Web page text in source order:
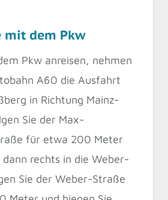
mit dem Pkw
Pkw anreisen, nehmen
A60 die Ausfahrt
in Richtung Mainz-
Sie der Max-
für etwa 200 Meter
dann rechts in die Weber-
Sie der Weber-Straße